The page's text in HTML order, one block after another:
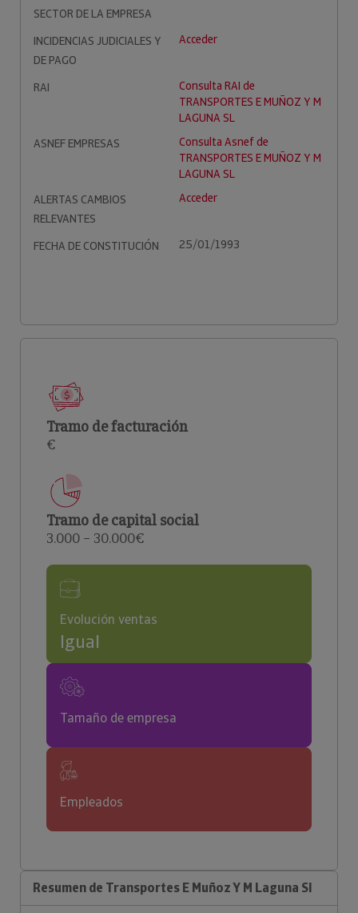
SECTOR DE LA EMPRESA
INCIDENCIAS JUDICIALES Y
DE PAGO
Acceder
RAI
Consulta RAI de
TRANSPORTES E MUÑOZ Y M
LAGUNA SL
ASNEF EMPRESAS
Consulta Asnef de
TRANSPORTES E MUÑOZ Y M
LAGUNA SL
ALERTAS CAMBIOS
RELEVANTES
Acceder
FECHA DE CONSTITUCIÓN 25/01/1993
Tramo de facturación
€
Tramo de capital social
3.000 – 30.000€
Evolución ventas
Igual
Tamaño de empresa
Empleados
Resumen de Transportes E Muñoz Y M Laguna Sl